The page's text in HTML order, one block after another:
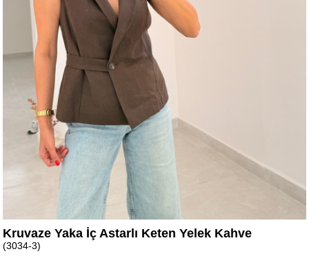
Kruvaze Yaka İç Astarlı Keten Yelek Kahve
(3034-3)